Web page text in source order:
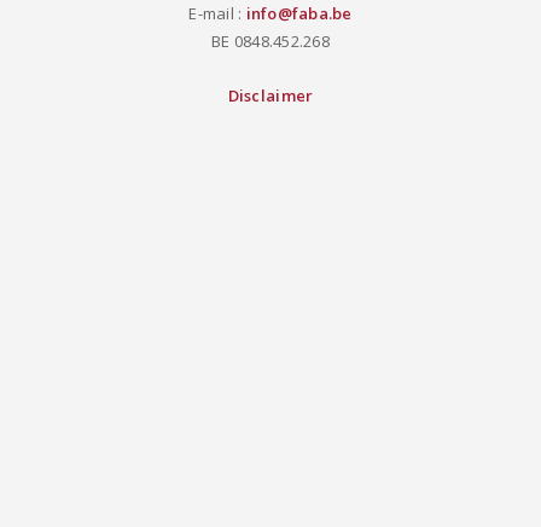
E-mail : info@faba.be
BE 0848.452.268
Disclaimer